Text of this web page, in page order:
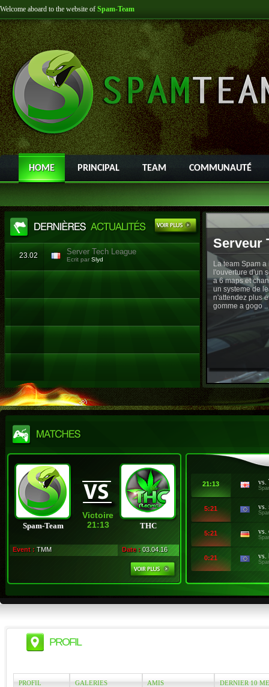
Welcome aboard to the website of Spam-Team
HOME PRINCIPAL TEAM COMMUNAUTÉ
23.02 Server Tech League
Ecrit par Slyd
Serveur
La team Spam
l'ouverture d'un
a 6 maps et
un systeme de
n'attendez plus
gomme a gogo ..
Spam-Team
Victoire
21:13
THC
Event : TMM Date : 03.04.16
21:13 vs.
5:21 vs.
5:21 vs.
0:21 vs.
PROFIL
PROFIL GALERIES AMIS DERNIER 10